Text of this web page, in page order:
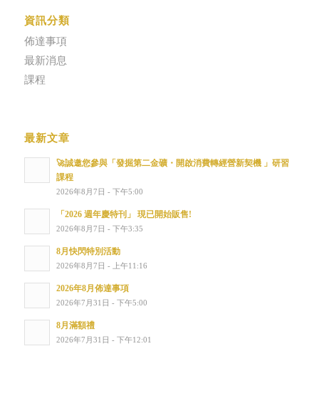
資訊分類
佈達事項
最新消息
課程
最新文章
🚀誠邀您參與「發掘第二金礦・開啟消費轉經營新契機 」研習
課程
2026年8月7日 - 下午5:00
「2026 週年慶特刊」 現已開始販售!
2026年8月7日 - 下午3:35
8月快閃特別活動
2026年8月7日 - 上午11:16
2026年8月佈達事項
2026年7月31日 - 下午5:00
8月滿額禮
2026年7月31日 - 下午12:01